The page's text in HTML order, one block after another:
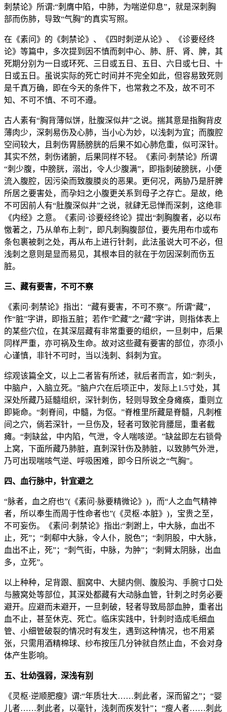
刺禁论》所谓:“刺膺中陷，中肺，为喘逆仰息”，就是深刺胸
部而伤肺，导致“气胸”的真实写照。
在《素问》的《刺禁论》、《四时刺逆从论》、《诊要经终
论》等篇中，多次提到因不慎而刺中心、肺、肝、肾、脾，其
死期分别为一日或环死、三日或五日、五日、六日或七日、十
日或五日。虽说实际的死亡时间并不完全如此，但容易致死则
是千真万确，即在今天的条件下，也常救之不及，故不可不
知、不可不慎、不可不遵。
古人素有“胸背薄似饼，肚腹深似井”之说。揣其意是指胸背皮
薄肉少，深刺易伤及心肺，当小心为妙，以浅刺为宜；而腹腔
空间较大，且刺伤胃肠膀胱的后果不如心肺危重，似可深针。
其实不然，刺伤诸腑，后果同样不轻。《素问·刺禁论》所谓
“刺少腹，中膀胱，溺出，令人少腹满”，即指刺破膀胱，小便
流入腹腔，因污染而致腹膜炎的恶果。更何况，两胁乃是肝脾
所居之要害处，而孕妇之小腹更关系到母子之存亡。是故，绝
不可因前人有“肚腹深似井”之说，就肆无忌惮而深刺，这绝非
《内经》之意。《素问·诊要经终论》提出“刺胸腹者，必以布
憿著之，乃从单布上刺”，即凡刺胸腹部位，要先用布巾或布
条包裹被刺之处，再从布上进行针刺，此法虽说大可不必，但
浅刺之意则是显而易见，其根本目的就在于勿因深刺而伤五
脏。
三、藏有要害，不可不察
《素问·刺禁论》指出：“藏有要害，不可不察”。所谓“藏”，
作“脏”字讲，即指五脏；若作“贮藏”之“藏”字讲，则指体表上
的某些穴位，在其深层藏有非常重要的组织，一旦刺中，后果
同样严重，亦可祸及生命。故对这些藏有要害的部位，亦须小
心谨慎，非针不可时，当以浅刺、斜刺为宜。
综观该篇全文，以上二者皆有所述，就后者而言，如:“刺头，
中脑户，入脑立死。”脑户穴在后项正中，发际上1.5寸处，其
深处所藏乃延髓组织，深针刺伤，轻则导致全身瘫痪，重则立
即毙命。“刺脊间，中髓，为伛。”脊椎里所藏是脊髓，凡刺椎
间之穴，倘若深针，一旦伤及，轻者可致驼背腰屈，重者截
瘫。“刺缺盆，中内陷，气泄，令人喘咳逆。”缺盆即左右锁骨
上窝，下面所藏乃肺脏，直刺深针伤及肺脏，以致肺气外泄，
乃可出现喘咳气逆、呼吸困难，即今日所说之“气胸”。
四、血行脉中，针宜避之
“脉者，血之府也”(《素问·脉要精微论》)，而“人之血气精神
者，所以奉生而周于性命者也”(《灵枢·本脏》)，宝贵之至，
不可妄伤。《素问·刺禁论》指出:“刺跗上，中大脉，血出不
止，死”；“刺郗中大脉，令人仆，脱色”；“刺阴股，中大脉，
血出不止，死”；“刺气街，中脉，为肿”；“刺臂太阴脉，出血
多，立死”。
以上种种，足背跟、腘窝中、大腿内侧、腹股沟、手腕寸口处
与腋窝处等部位，其深处都藏有大动脉血管，针刺之时务必要
避开。应避而未避开，一旦刺破，轻者导致局部血肿，重者出
血不止，甚至休克、死亡。临床实践中，针刺时造成毛细血
管、小细管破裂的情况时有发生，遇到这种情况，也不用紧
张，只需用酒精棉球、纱布按压几分钟就自然止血，不会对身
体产生影响。
五、壮幼强弱，深浅有别
《灵枢·逆顺肥瘦》谓:“年质壮大……刺此者，深而留之”；“婴
儿者……刺此者，以毫针，浅刺而疾发针”；“瘦人者……刺此